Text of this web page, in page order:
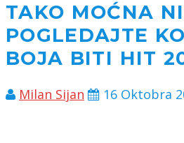
TAKO MOĆNA
POGLEDAJTE
BOJA BITI HIT
Milan Sijan 16 Oktobra